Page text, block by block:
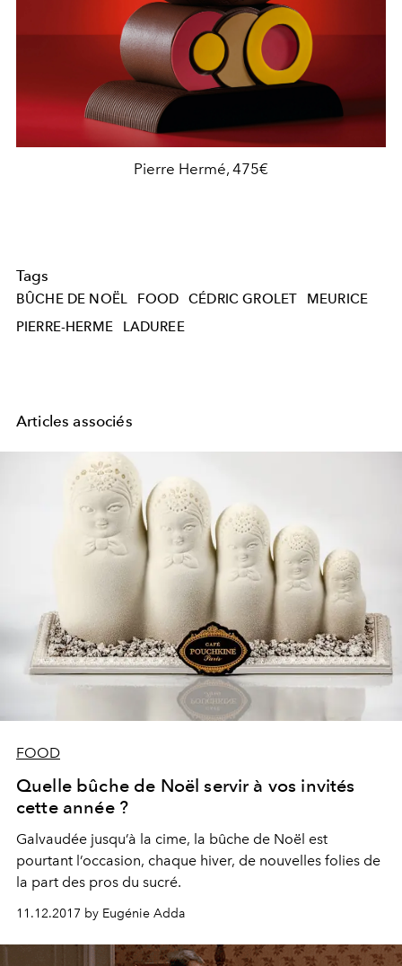
Pierre Hermé, 475€
Tags
BÛCHE DE NOËL FOOD CÉDRIC GROLET
MEURICE
PIERRE-HERME
LADUREE
Articles associés
FOOD
Quelle bûche de Noël servir à vos invités
cette année ?
Galvaudée jusqu’à la cime, la bûche de Noël est
pourtant l’occasion, chaque hiver, de nouvelles folies de
la part des pros du sucré.
11.12.2017 by Eugénie Adda